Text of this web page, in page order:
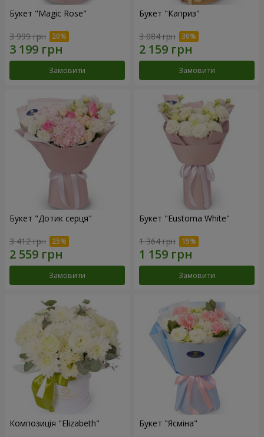
Букет "Magic Rose"
3 999 грн
Замовити
Букет "Каприз"
3 084 грн
Замовити
Букет "Дотик серця"
3 412 грн
Замовити
Букет "Eustoma White"
1 364 грн
Замовити
Композиція "Elizabeth" Букет "Ясміна"